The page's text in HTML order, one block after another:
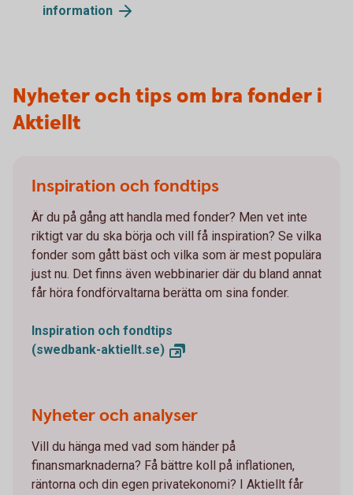
information
Nyheter och tips om bra fonder i
Aktiellt
Inspiration och fondtips
Är du på gång att handla med fonder? Men vet inte
riktigt var du ska börja och vill få inspiration? Se vilka
fonder som gått bäst och vilka som är mest populära
just nu. Det finns även webbinarier där du bland annat
får höra fondförvaltarna berätta om sina fonder.
Inspiration och fondtips
(swedbank-aktiellt.se)
Nyheter och analyser
Vill du hänga med vad som händer på
finansmarknaderna? Få bättre koll på inflationen,
räntorna och din egen privatekonomi? I Aktiellt får